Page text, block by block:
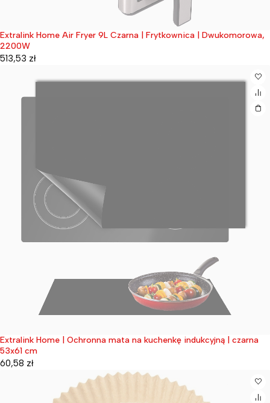
Wyprzedane
Extralink Home Air Fryer 9L Czarna | Frytkownica | Dwukomorowa,
2200W
513,53 zł
Wyprzedane
Extralink Home | Ochronna mata na kuchenkę indukcyjną | czarna
53x61 cm
60,58 zł